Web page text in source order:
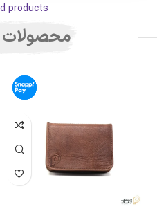
products
محصولات